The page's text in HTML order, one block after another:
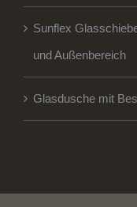
Sunflex
und Außenbereich
Glasdusche mit